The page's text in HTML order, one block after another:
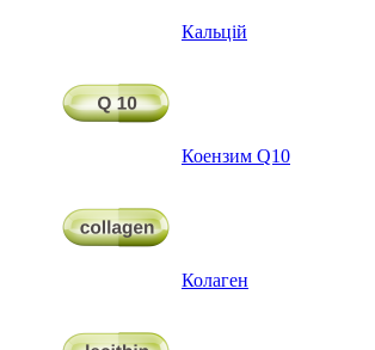
Кальцій
Коензим Q10
Колаген